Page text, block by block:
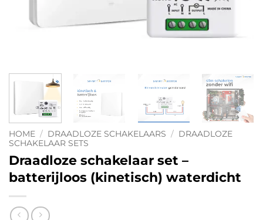
HOME / DRAADLOZE SCHAKELAARS / DRAADLOZE
SCHAKELAAR SETS
Draadloze schakelaar set –
batterijloos (kinetisch) waterdicht